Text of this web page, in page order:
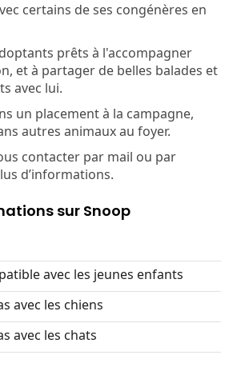
certains de ses congénères en
prêts à l'accompagner
et à partager de belles balades et
avec lui.
un placement à la campagne,
autres animaux au foyer.
contacter par mail ou par
d’informations.
sur Snoop
avec les jeunes enfants
avec les chiens
avec les chats